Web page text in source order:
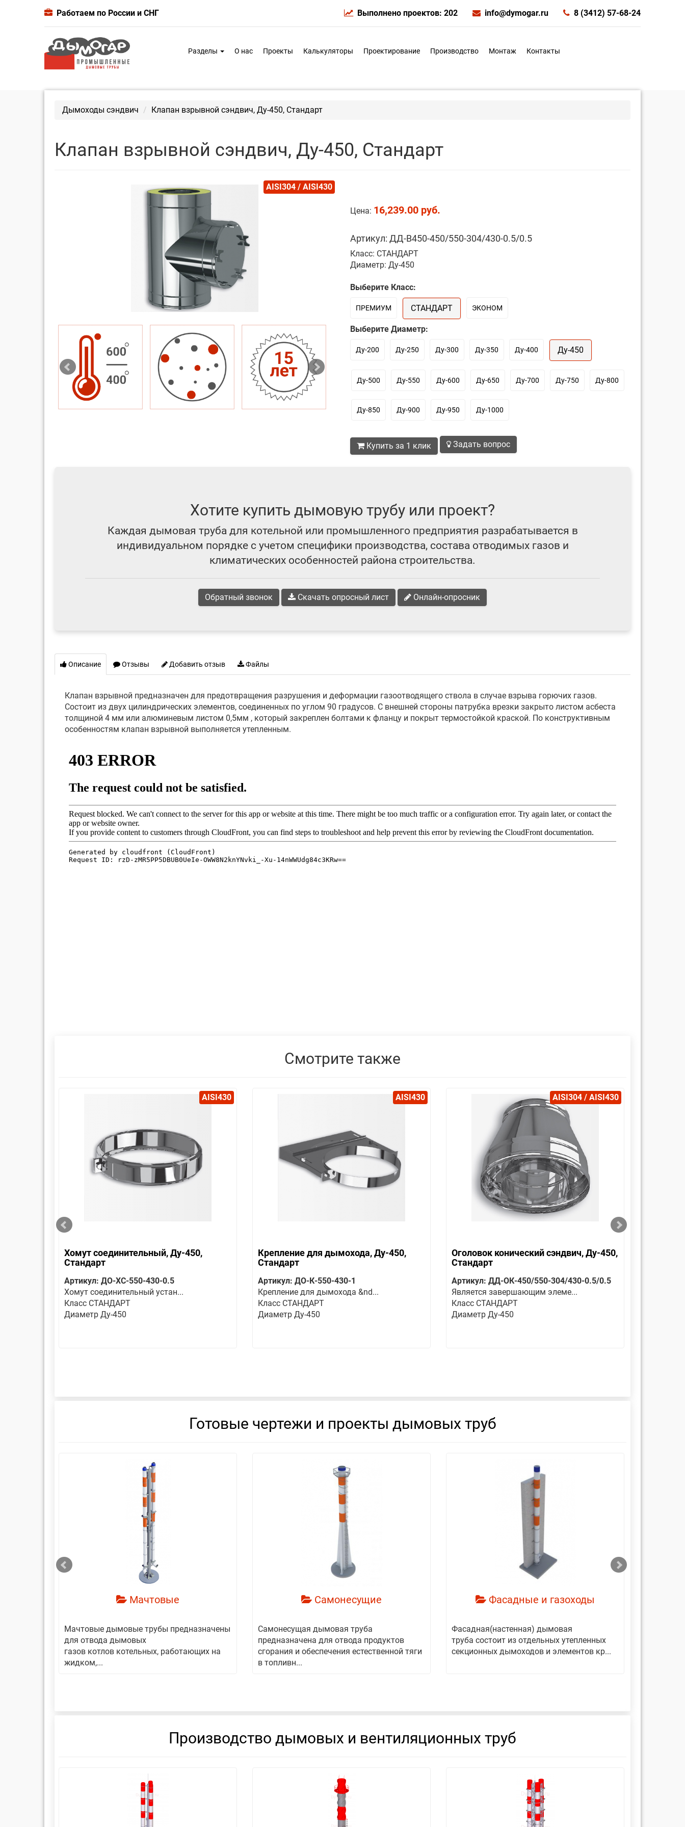
Работаем по России и СНГ Выполнено проектов: 202 info@dymogar.ru 8 (3412) 57-68-24
Разделы О нас Проекты Калькуляторы Проектирование Производство Монтаж Контакты
Дымоходы сэндвич Клапан взрывной сэндвич, Ду-450, Стандарт
Клапан взрывной сэндвич, Ду-450, Стандарт
AISI304 / AISI430
Цена: 16,239.00 руб.
Артикул: ДД-В450-450/550-304/430-0.5/0.5
Класс: СТАНДАРТ
Диаметр: Ду-450
Выберите Класс:
ПРЕМИУМ СТАНДАРТ ЭКОНОМ
Выберите Диаметр:
Ду-200 Ду-250 Ду-300 Ду-350 Ду-400 Ду-450
Ду-500 Ду-550 Ду-600 Ду-650 Ду-700 Ду-750 Ду-800
Ду-850 Ду-900 Ду-950 Ду-1000
Купить за 1 клик Задать вопрос
Хотите купить дымовую трубу или проект?
Каждая дымовая труба для котельной или промышленного предприятия разрабатывается в
индивидуальном порядке с учетом специфики производства, состава отводимых газов и
климатических особенностей района строительства.
Обратный звонок Скачать опросный лист Онлайн-опросник
Описание Отзывы Добавить отзыв Файлы
Клапан взрывной предназначен для предотвращения разрушения и деформации газоотводящего ствола в случае взрыва горючих газов.
Состоит из двух цилиндрических элементов, соединенных по углом 90 градусов. C внешней стороны патрубка врезки закрыто листом асбеста
толщиной 4 мм или алюминевым листом 0,5мм , который закреплен болтами к фланцу и покрыт термостойкой краской. По конструктивным
особенностям клапан взрывной выполняется утепленным.
Смотрите также
AISI430
Хомут соединительный, Ду-450,
Стандарт
Артикул: ДО-ХС-550-430-0.5
Хомут соединительный устан...
Класс СТАНДАРТ
Диаметр Ду-450
AISI430
Крепление для дымохода, Ду-450,
Стандарт
Артикул: ДО-К-550-430-1
Крепление для дымохода &nd...
Класс СТАНДАРТ
Диаметр Ду-450
AISI304 / AISI430
Оголовок конический сэндвич, Ду-450,
Стандарт
Артикул: ДД-ОК-450/550-304/430-0.5/0.5
Является завершающим элеме...
Класс СТАНДАРТ
Диаметр Ду-450
Готовые чертежи и проекты дымовых труб
Мачтовые
Мачтовые дымовые трубы предназначены
для отвода дымовых
газов котлов котельных, работающих на
жидком,...
Самонесущие
Самонесущая дымовая труба
предназначена для отвода продуктов
сгорания и обеспечения естественной тяги
в топливн...
Фасадные и газоходы
Фасадная(настенная) дымовая
труба состоит из отдельных утепленных
секционных дымоходов и элементов кр...
Производство дымовых и вентиляционных труб